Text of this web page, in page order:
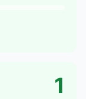
1